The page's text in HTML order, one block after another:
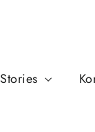
Stories